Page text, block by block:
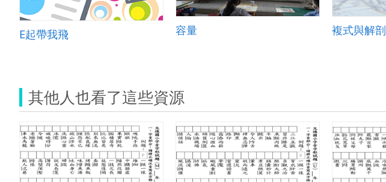
E起帶我飛 容量 複式與解
其他人也看了這些資源